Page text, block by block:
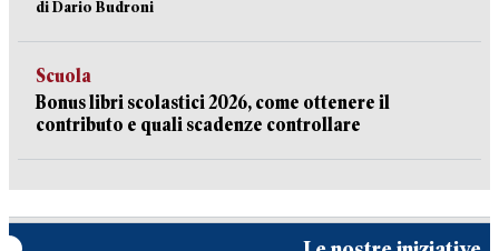
di Dario Budroni
Scuola
Bonus libri scolastici 2026, come ottenere il
contributo e quali scadenze controllare